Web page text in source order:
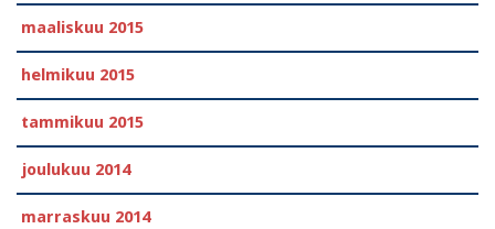
maaliskuu 2015
helmikuu 2015
tammikuu 2015
joulukuu 2014
marraskuu 2014